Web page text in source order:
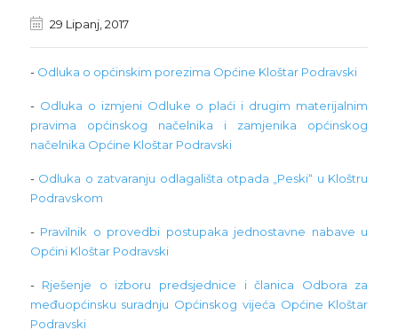
29 Lipanj, 2017
- Odluka o općinskim porezima Općine Kloštar Podravski
- Odluka o izmjeni Odluke o plaći i drugim materijalnim
pravima općinskog načelnika i zamjenika općinskog
načelnika Općine Kloštar Podravski
- Odluka o zatvaranju odlagališta otpada „Peski“ u Kloštru
Podravskom
- Pravilnik o provedbi postupaka jednostavne nabave u
Općini Kloštar Podravski
- Rješenje o izboru predsjednice i članica Odbora za
međuopćinsku suradnju Općinskog vijeća Općine Kloštar
Podravski